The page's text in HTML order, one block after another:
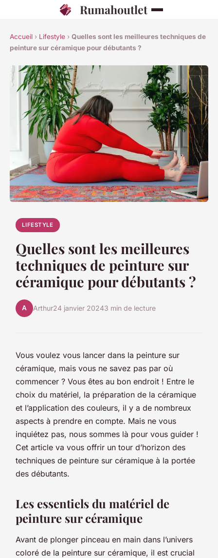
Rumahoutlet
Accueil › Lifestyle › Quelles sont les meilleures techniques de
peinture sur céramique pour débutants ?
LIFESTYLE
Quelles sont les meilleures
techniques de peinture sur
céramique pour débutants ?
A Arthur24 janvier 20243 min de lecture
Vous voulez vous lancer dans la peinture sur
céramique, mais vous ne savez pas par où
commencer ? Vous êtes au bon endroit ! Entre le
choix du matériel, la préparation de la céramique
et l’application des couleurs, il y a de nombreux
aspects à prendre en compte. Mais ne vous
inquiétez pas, nous sommes là pour vous guider !
Cet article va vous offrir un tour d’horizon des
techniques de peinture sur céramique à la portée
des débutants.
Les essentiels du matériel de
peinture sur céramique
Avant de plonger pinceau en main dans l’univers
coloré de la peinture sur céramique, il est crucial